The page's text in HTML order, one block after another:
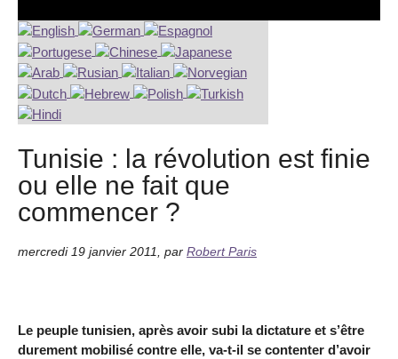
Tunisie : la révolution est finie
ou elle ne fait que
commencer ?
mercredi 19 janvier 2011 par Robert Paris
Le peuple tunisien, après avoir subi la dictature et s’être
durement mobilisé contre elle, va-t-il se contenter d’avoir